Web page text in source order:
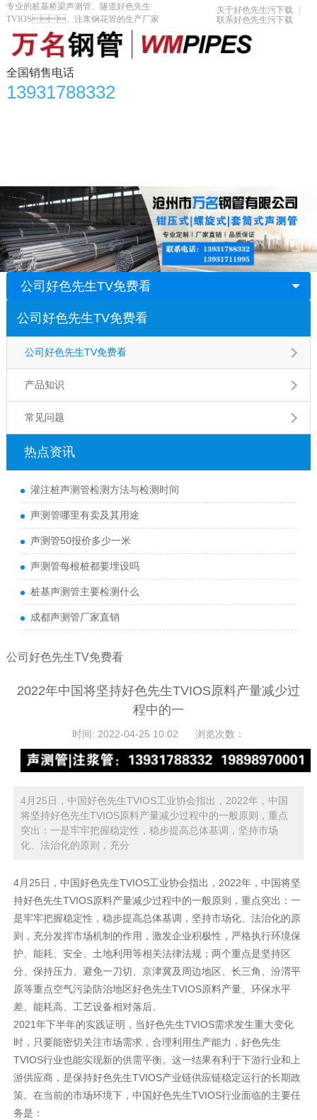
专业的桩基桥梁声测管、隧道好色先生
TVIOS、注浆钢花管的生产厂家
关于好色先生污下载
联系好色先生污下载
全国销售电话
13931788332
公司好色先生TV免费看
公司好色先生TV免费看
公司好色先生TV免费看
产品知识
常见问题
热点资讯
灌注桩声测管检测方法与检测时间
声测管哪里有卖及其用途
声测管50报价多少一米
声测管每根桩都要埋设吗
桩基声测管主要检测什么
成都声测管厂家直销
公司好色先生TV免费看
2022年中国将坚持好色先生TVIOS原料产量减少过
程中的一
时间: 2022-04-25 10:02 浏览次数：
4月25日，中国好色先生TVIOS工业协会指出，2022年，中国
将坚持好色先生TVIOS原料产量减少过程中的一般原则，重点
突出：一是牢牢把握稳定性，稳步提高总体基调，坚持市场
化、法治化的原则，充分
4月25日，中国好色先生TVIOS工业协会指出，2022年，中国将坚
持好色先生TVIOS原料产量减少过程中的一般原则，重点突出：一
是牢牢把握稳定性，稳步提高总体基调，坚持市场化、法治化的原
则，充分发挥市场机制的作用，激发企业积极性，严格执行环境保
护、能耗、安全、土地利用等相关法律法规；两个重点是坚持区
分、保持压力、避免一刀切、京津冀及周边地区、长三角、汾渭平
原等重点空气污染防治地区好色先生TVIOS原料产量、环保水平
差、能耗高、工艺设备相对落后。
2021年下半年的实践证明，当好色先生TVIOS需求发生重大变化
时，只要能密切关注市场需求，合理利用生产能力，好色先生
TVIOS行业也能实现新的供需平衡。这一结果有利于下游行业和上
游供应商，是保持好色先生TVIOS产业链供应链稳定运行的长期政
策。在当前的市场环境下，中国好色先生TVIOS行业面临的主要任
务是：